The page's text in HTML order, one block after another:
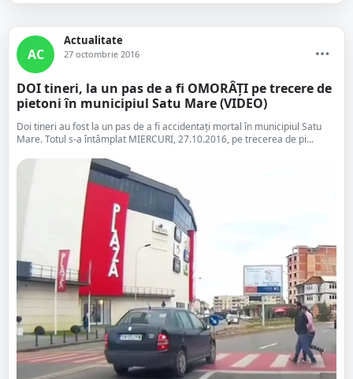
AC
Actualitate
27 octombrie 2016
DOI tineri, la un pas de a fi OMORÂȚI pe trecere de
pietoni în municipiul Satu Mare (VIDEO)
Doi tineri au fost la un pas de a fi accidentați mortal în municipiul Satu
Mare. Totul s-a întâmplat MIERCURI, 27.10.2016, pe trecerea de pi...